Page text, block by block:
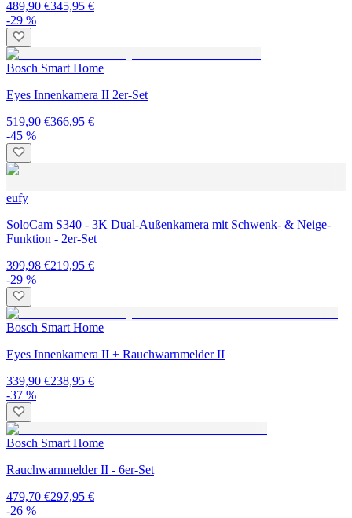
489,90 €345,95 €
-29 %
Bosch Smart Home
Eyes Innenkamera II 2er-Set
519,90 €366,95 €
-45 %
eufy
SoloCam S340 - 3K Dual-Außenkamera mit Schwenk- & Neige-
Funktion - 2er-Set
399,98 €219,95 €
-29 %
Bosch Smart Home
Eyes Innenkamera II + Rauchwarnmelder II
339,90 €238,95 €
-37 %
Bosch Smart Home
Rauchwarnmelder II - 6er-Set
479,70 €297,95 €
-26 %